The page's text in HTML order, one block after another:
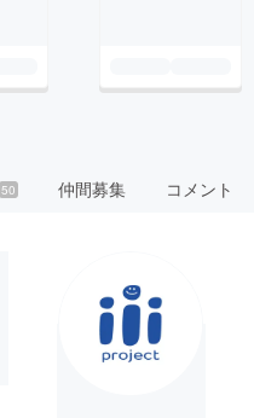
50 仲間募集 コメント